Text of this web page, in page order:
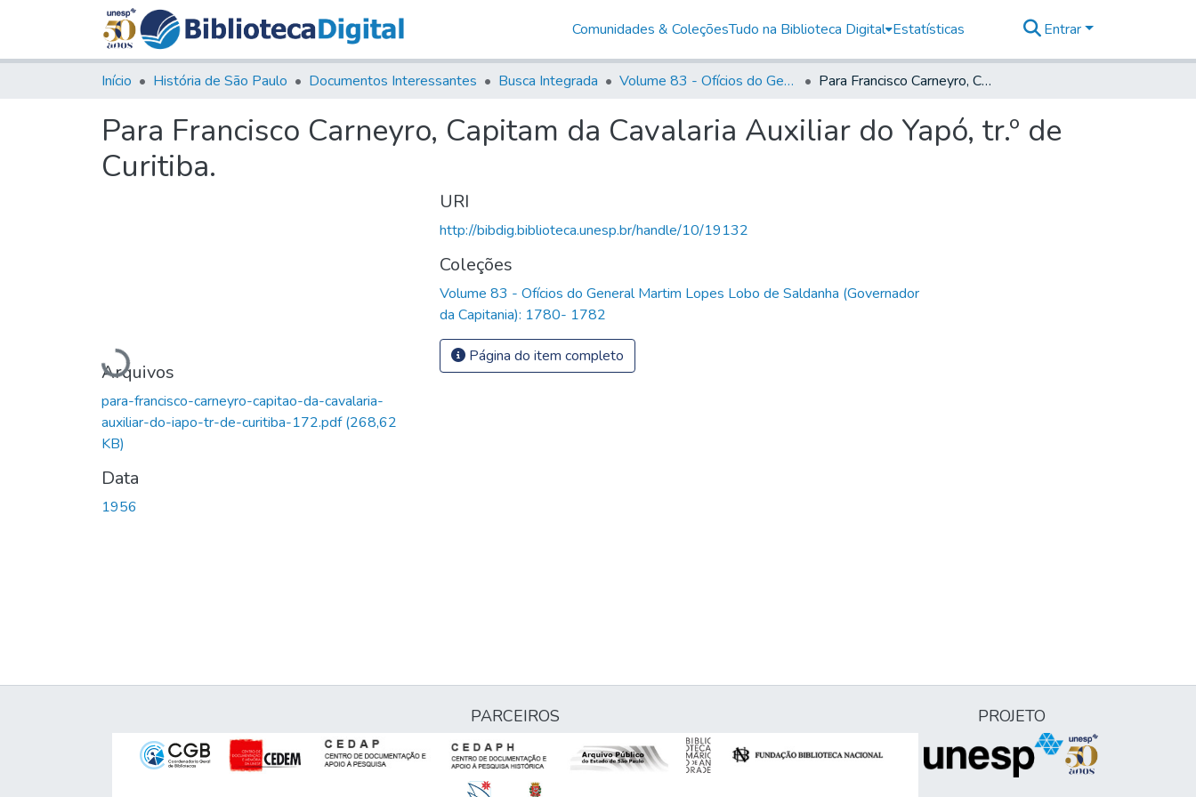
Comunidades & ColeçõesTudo na Biblioteca Digital Estatísticas Entrar
Início História de São Paulo Documentos Interessantes Busca Integrada Volume 83 - Ofícios do General Martim Lopes Lobo de Saldanha (Governador da Capitania): 1780- 1782 Para Francisco Carneyro, Capitam da Cavalaria Auxiliar do Yapó, tr.º de Curitiba.
Para Francisco Carneyro, Capitam da Cavalaria Auxiliar do Yapó, tr.º de
Curitiba.
Carregando...
Arquivos
para-francisco-carneyro-capitao-da-cavalaria-
auxiliar-do-iapo-tr-de-curitiba-172.pdf(268,62
KB)
Data
1956
URI
http://bibdig.biblioteca.unesp.br/handle/10/19132
Coleções
Volume 83 - Ofícios do General Martim Lopes Lobo de Saldanha (Governador
da Capitania): 1780- 1782
Página do item completo
PARCEIROS PROJETO